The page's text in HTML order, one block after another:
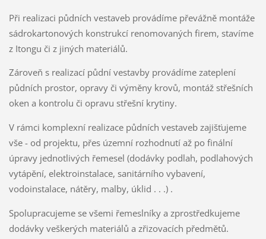
Při realizaci půdních vestaveb provádíme převážně montáže
sádrokartonových konstrukcí renomovaných firem, stavíme
z Itongu či z jiných materiálů.
Zároveň s realizací půdní vestavby provádíme zateplení
půdních prostor, opravy či výměny krovů, montáž střešních
oken a kontrolu či opravu střešní krytiny.
V rámci komplexní realizace půdních vestaveb zajišťujeme
vše - od projektu, přes územní rozhodnutí až po finální
úpravy jednotlivých řemesel (dodávky podlah, podlahových
vytápění, elektroinstalace, sanitárního vybavení,
vodoinstalace, nátěry, malby, úklid . . .) .
Spolupracujeme se všemi řemeslníky a zprostředkujeme
dodávky veškerých materiálů a zřizovacích předmětů.